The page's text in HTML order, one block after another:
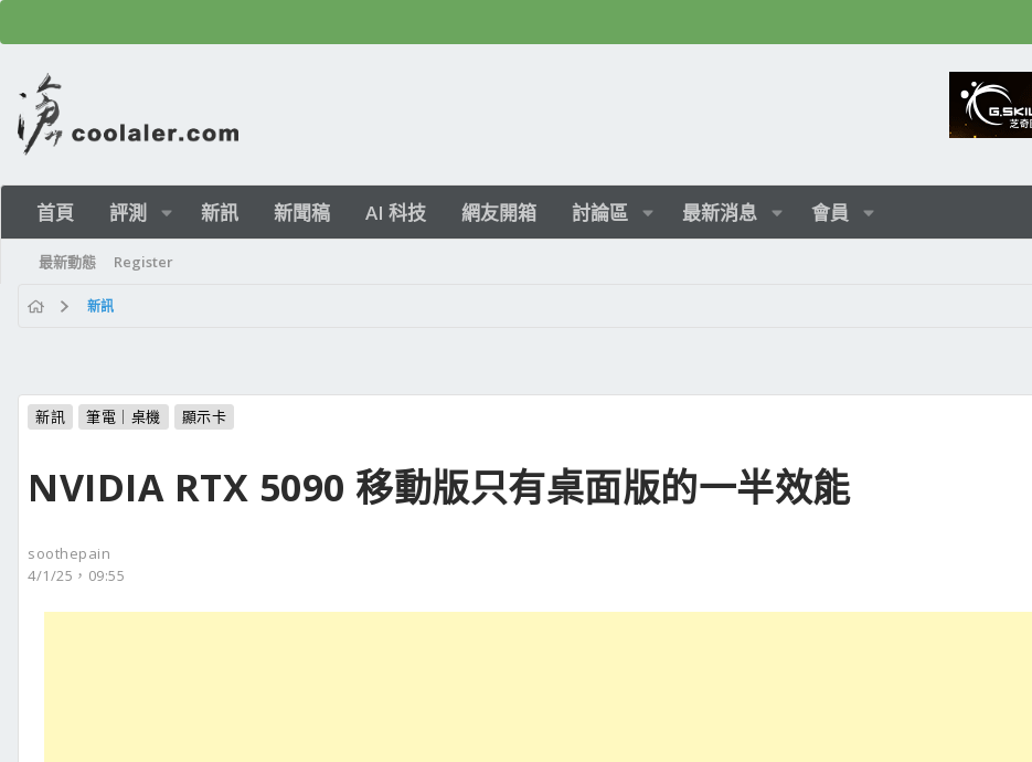
首頁 評測 新訊 新聞稿 AI 科技 網友開箱 討論區 最新消息 會員
最新動態 Register
新訊
新訊 筆電｜桌機 顯示卡
NVIDIA RTX 5090 移動版只有桌面版的一半效能
soothepain
4/1/25，09:55